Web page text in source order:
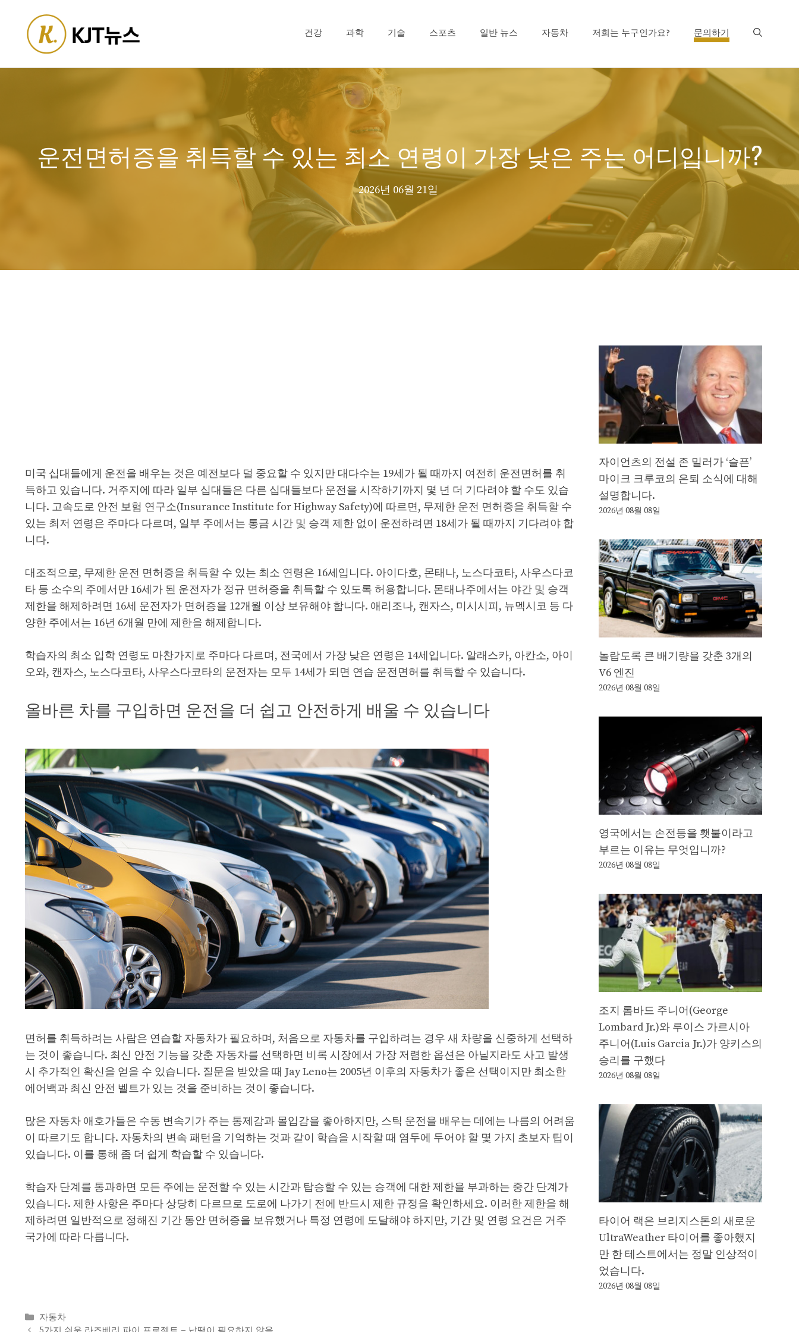
content
건강 과학 기술 스포츠 일반 뉴스 자동차 저희는 누구인가요? 문의하기
운전면허증을 취득할 수 있는 최소 연령이 가장 낮은 주는 어디입니까?
2026년 06월 21일
미국 십대들에게 운전을 배우는 것은 예전보다 덜 중요할 수 있지만 대다수는 19세가 될 때까지 여전히 운전면허를 취
득하고 있습니다. 거주지에 따라 일부 십대들은 다른 십대들보다 운전을 시작하기까지 몇 년 더 기다려야 할 수도 있습
니다. 고속도로 안전 보험 연구소(Insurance Institute for Highway Safety)에 따르면, 무제한 운전 면허증을 취득할 수
있는 최저 연령은 주마다 다르며, 일부 주에서는 통금 시간 및 승객 제한 없이 운전하려면 18세가 될 때까지 기다려야 합
니다.
대조적으로, 무제한 운전 면허증을 취득할 수 있는 최소 연령은 16세입니다. 아이다호, 몬태나, 노스다코타, 사우스다코
타 등 소수의 주에서만 16세가 된 운전자가 정규 면허증을 취득할 수 있도록 허용합니다. 몬태나주에서는 야간 및 승객
제한을 해제하려면 16세 운전자가 면허증을 12개월 이상 보유해야 합니다. 애리조나, 캔자스, 미시시피, 뉴멕시코 등 다
양한 주에서는 16년 6개월 만에 제한을 해제합니다.
학습자의 최소 입학 연령도 마찬가지로 주마다 다르며, 전국에서 가장 낮은 연령은 14세입니다. 알래스카, 아칸소, 아이
오와, 캔자스, 노스다코타, 사우스다코타의 운전자는 모두 14세가 되면 연습 운전면허를 취득할 수 있습니다.
올바른 차를 구입하면 운전을 더 쉽고 안전하게 배울 수 있습니다
면허를 취득하려는 사람은 연습할 자동차가 필요하며, 처음으로 자동차를 구입하려는 경우 새 차량을 신중하게 선택하
는 것이 좋습니다. 최신 안전 기능을 갖춘 자동차를 선택하면 비록 시장에서 가장 저렴한 옵션은 아닐지라도 사고 발생
시 추가적인 확신을 얻을 수 있습니다. 질문을 받았을 때 Jay Leno는 2005년 이후의 자동차가 좋은 선택이지만 최소한
에어백과 최신 안전 벨트가 있는 것을 준비하는 것이 좋습니다.
많은 자동차 애호가들은 수동 변속기가 주는 통제감과 몰입감을 좋아하지만, 스틱 운전을 배우는 데에는 나름의 어려움
이 따르기도 합니다. 자동차의 변속 패턴을 기억하는 것과 같이 학습을 시작할 때 염두에 두어야 할 몇 가지 초보자 팁이
있습니다. 이를 통해 좀 더 쉽게 학습할 수 있습니다.
학습자 단계를 통과하면 모든 주에는 운전할 수 있는 시간과 탑승할 수 있는 승객에 대한 제한을 부과하는 중간 단계가
있습니다. 제한 사항은 주마다 상당히 다르므로 도로에 나가기 전에 반드시 제한 규정을 확인하세요. 이러한 제한을 해
제하려면 일반적으로 정해진 기간 동안 면허증을 보유했거나 특정 연령에 도달해야 하지만, 기간 및 연령 요건은 거주
국가에 따라 다릅니다.
Categories
자동차
자이언츠의 전설 존 밀러가 ‘슬픈’
마이크 크루코의 은퇴 소식에 대해
설명합니다.
2026년 08월 08일
놀랍도록 큰 배기량을 갖춘 3개의
V6 엔진
2026년 08월 08일
영국에서는 손전등을 횃불이라고
부르는 이유는 무엇입니까?
2026년 08월 08일
조지 롬바드 주니어(George
Lombard Jr.)와 루이스 가르시아
주니어(Luis Garcia Jr.)가 양키스의
승리를 구했다
2026년 08월 08일
타이어 랙은 브리지스톤의 새로운
UltraWeather 타이어를 좋아했지
만 한 테스트에서는 정말 인상적이
었습니다.
2026년 08월 08일